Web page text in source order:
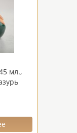
мл.,